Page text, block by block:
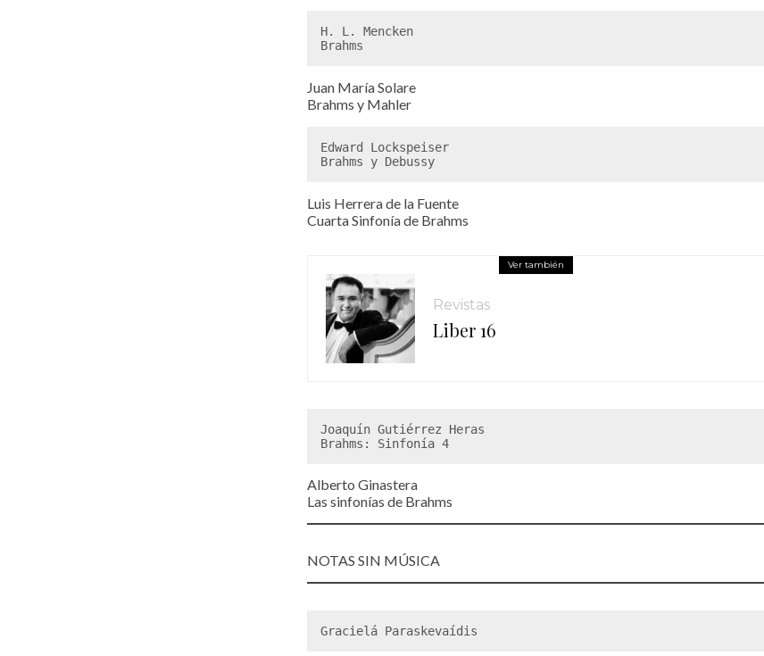
H. L. Mencken
Brahms
Juan María Solare
Brahms y Mahler
Edward Lockspeiser
Brahms y Debussy
Luis Herrera de la Fuente
Cuarta Sinfonía de Brahms
Ver también
Revistas
Liber 16
Joaquín Gutiérrez Heras
Brahms: Sinfonía 4
Alberto Ginastera
Las sinfonías de Brahms
NOTAS SIN MÚSICA